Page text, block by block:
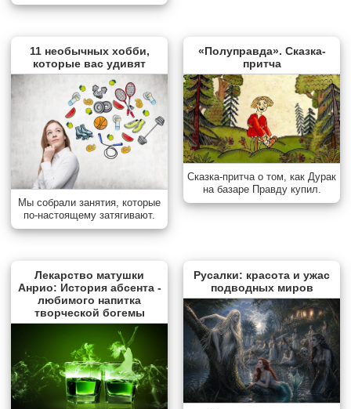
11 необычных хобби,
которые вас удивят
Мы собрали занятия, которые
по-настоящему затягивают.
«Полуправда». Сказка-
притча
Сказка-притча о том, как Дурак
на базаре Правду купил.
Лекарство матушки
Анрио: История абсента -
любимого напитка
творческой богемы
Русалки: красота и ужас
подводных миров